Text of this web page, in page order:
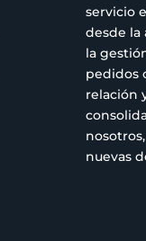
servicio
desde la
la
pedidos
relación
nuevas